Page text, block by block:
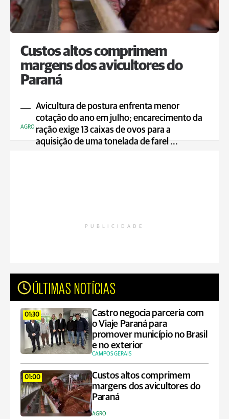
Custos altos comprimem
margens dos avicultores do
Paraná
Avicultura de postura enfrenta menor
cotação do ano em julho; encarecimento da
ração exige 13 caixas de ovos para a
aquisição de uma tonelada de farel ...
AGRO
PUBLICIDADE
ÚLTIMAS NOTÍCIAS
01:30
Castro negocia parceria com
o Viaje Paraná para
promover município no Brasil
e no exterior
CAMPOS GERAIS
01:00
Custos altos comprimem
margens dos avicultores do
Paraná
AGRO